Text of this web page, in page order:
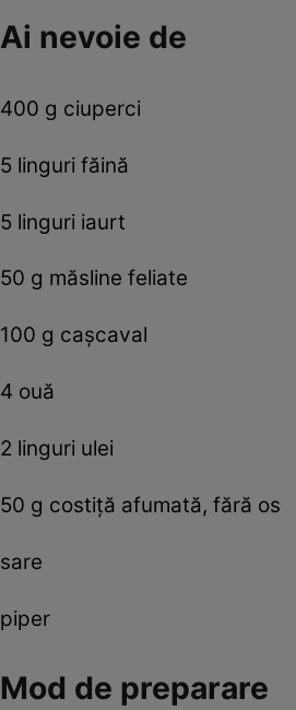
Ai nevoie de
400 g ciuperci
5 linguri făină
5 linguri iaurt
50 g măsline feliate
100 g caşcaval
4 ouă
2 linguri ulei
50 g costiţă afumată, fără os
sare
piper
Mod de preparare